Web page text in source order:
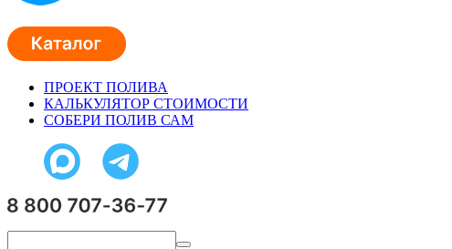
ПРОЕКТ ПОЛИВА
КАЛЬКУЛЯТОР СТОИМОСТИ
СОБЕРИ ПОЛИВ САМ